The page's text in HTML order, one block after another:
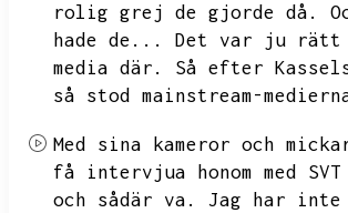
rolig grej de gjorde då.
hade de...
Det var ju rätt
media där.
Så efter
så stod mainstream-
Med sina kameror och
få intervjua honom med SVT
och sådär va.
Jag har inte